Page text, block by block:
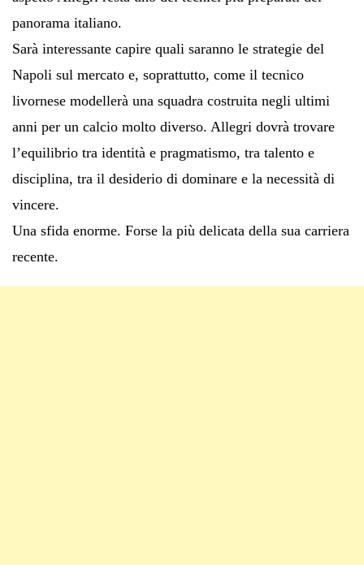
panorama italiano.
Sarà interessante capire quali saranno le strategie del
Napoli sul mercato e, soprattutto, come il tecnico
livornese modellerà una squadra costruita negli ultimi
anni per un calcio molto diverso. Allegri dovrà trovare
l’equilibrio tra identità e pragmatismo, tra talento e
disciplina, tra il desiderio di dominare e la necessità di
vincere.
Una sfida enorme. Forse la più delicata della sua carriera
recente.